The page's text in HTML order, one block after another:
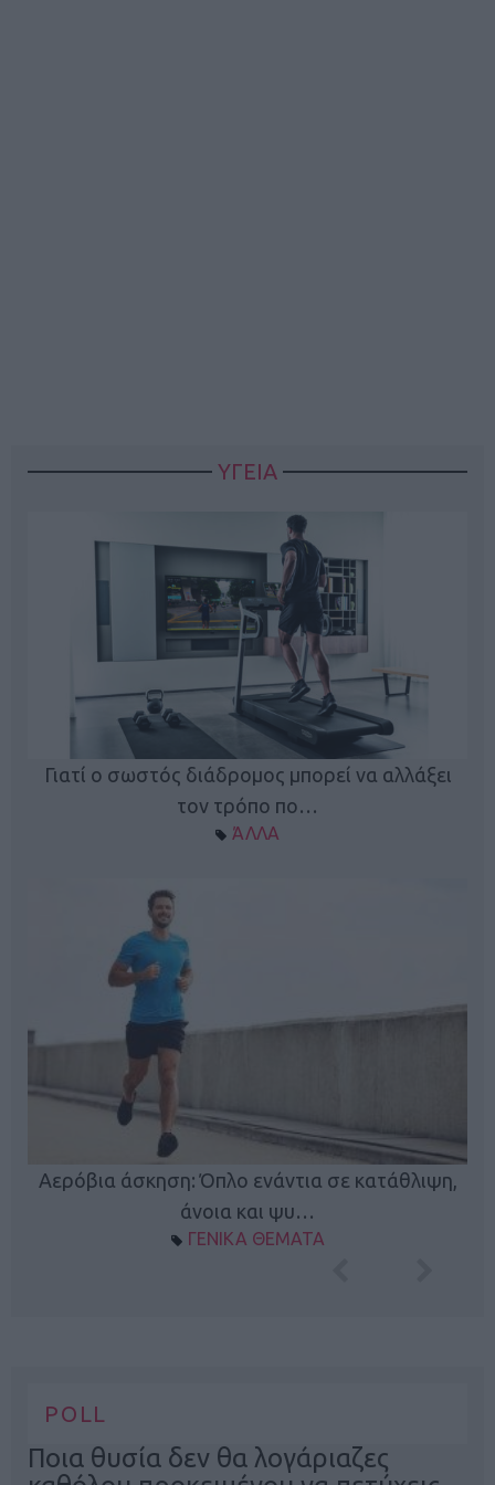
ΥΓΕΙΑ
Γιατί ο σωστός διάδρομος μπορεί να αλλάξει
τον τρόπο πο…
ΆΛΛΑ
Αερόβια άσκηση: Όπλο ενάντια σε κατάθλιψη,
άνοια και ψυ…
ΓΕΝΙΚΑ ΘΕΜΑΤΑ
POLL
Ποια θυσία δεν θα λογάριαζες